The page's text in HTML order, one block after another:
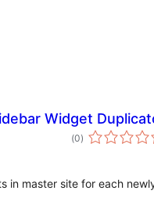
Widget
(0 ئومۇمىي
دەرىجە
)
in master site for each